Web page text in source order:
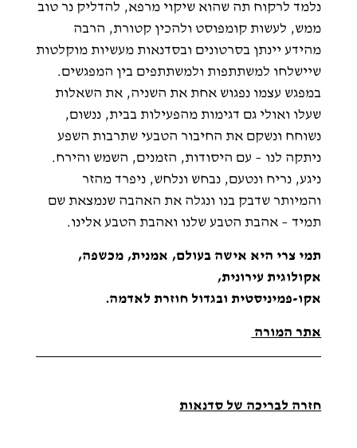
נלמד לרקוח תה שהוא שיקוי מרפא, להדליק נר טוב
ממש, לעשות קומפוסט ולהכין קטורת, הרבה
מהידע יינתן בסרטונים ובסדנאות מעשיות מוקלטות
שיישלחו למשתתפות ולמשתתפים בין המפגשים.
במפגש עצמו נפגוש אחת את השניה, את השאלות
שעלו ואולי גם דגימות מהפעילות בבית, ננשום,
נשוחח ונשקם את החיבור הטבעי שתרבות השפע
ניתקה לנו – עם היסודות, הזמנים, השמש והירח.
ניגע, נריח ונטעם, נבחש ונלחש, ניפרד מהזר
והמיותר שדבק בנו ונגלה את האהבה שנמצאת שם
תמיד – אהבת הטבע שלנו ואהבת הטבע אלינו.
תמי צרי היא אישה בעולם, אמנית, מכשפה,
אקולוגית עירונית,
אקו-פמיניסטית ובגדול חוזרת לאדמה.
אתר המורה
חזרה לבריכה של סדנאות